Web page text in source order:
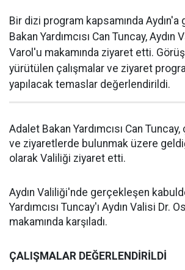
Bir dizi program kapsamında Aydın'a
Bakan Yardımcısı Can Tuncay, Aydın
Varol'u makamında ziyaret etti.
yürütülen çalışmalar ve ziyaret
yapılacak temaslar değerlendirildi.
Adalet Bakan Yardımcısı Can
ve ziyaretlerde bulunmak üzere
olarak Valiliği ziyaret etti.
Aydın Valiliği'nde gerçekleşen
Yardımcısı Tuncay'ı Aydın Valisi Dr.
makamında karşıladı.
ÇALIŞMALAR DEĞERLENDİRİLDİ